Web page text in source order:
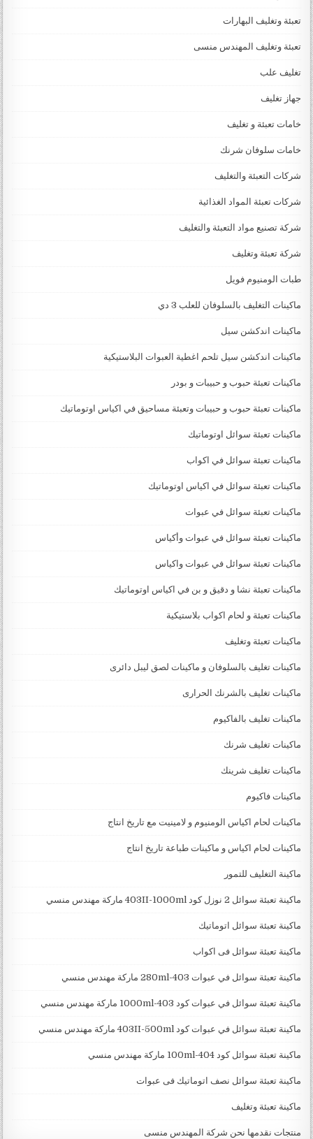
تعبئة وتغليف البهارات
تعبئة وتغليف المهندس منسى
تغليف علب
جهاز تغليف
خامات تعبئة و تغليف
خامات سلوفان شرنك
شركات التعبئة والتغليف
شركات تعبئة المواد الغذائية
شركة تصنيع مواد التعبئة والتغليف
شركة تعبئة وتغليف
طبات الومنيوم فويل
ماكينات التغليف بالسلوفان للعلب 3 دي
ماكينات اندكشن سيل
ماكينات اندكشن سيل تلحم اغطية العبوات البلاستيكية
ماكينات تعبئة حبوب و حبيبات و بودر
ماكينات تعبئة حبوب و حبيبات وتعبئة مساحيق في اكياس اوتوماتيك
ماكينات تعبئة سوائل اوتوماتيك
ماكينات تعبئة سوائل في اكواب
ماكينات تعبئة سوائل في اكياس اوتوماتيك
ماكينات تعبئة سوائل في عبوات
ماكينات تعبئة سوائل في عبوات وأكياس
ماكينات تعبئة سوائل في عبوات واكياس
ماكينات تعبئة نشا و دقيق و بن في اكياس اوتوماتيك
ماكينات تعبئة و لحام اكواب بلاستيكية
ماكينات تعبئة وتغليف
ماكينات تغليف بالسلوفان و ماكينات لصق ليبل دائرى
ماكينات تغليف بالشرنك الحرارى
ماكينات تغليف بالفاكيوم
ماكينات تغليف شرنك
ماكينات تغليف شرينك
ماكينات فاكيوم
ماكينات لحام اكياس الومنيوم و لامينيت مع تاريخ انتاج
ماكينات لحام اكياس و ماكينات طباعة تاريخ انتاج
ماكينة التغليف للتمور
ماكينة تعبئة سوائل 2 نوزل كود 403II-1000ml ماركة مهندس منسي
ماكينة تعبئة سوائل اتوماتيك
ماكينة تعبئة سوائل فى اكواب
ماكينة تعبئة سوائل في عبوات 403-280ml ماركة مهندس منسي
ماكينة تعبئة سوائل في عبوات كود 403-1000ml ماركة مهندس منسي
ماكينة تعبئة سوائل في عبوات كود 403II-500ml ماركة مهندس منسي
ماكينة تعبئة سوائل كود 404-100ml ماركة مهندس منسي
ماكينة تعبئة سوائل نصف اتوماتيك فى عبوات
ماكينة تعبئة وتغليف
منتجات نقدمها نحن شركة المهندس منسى